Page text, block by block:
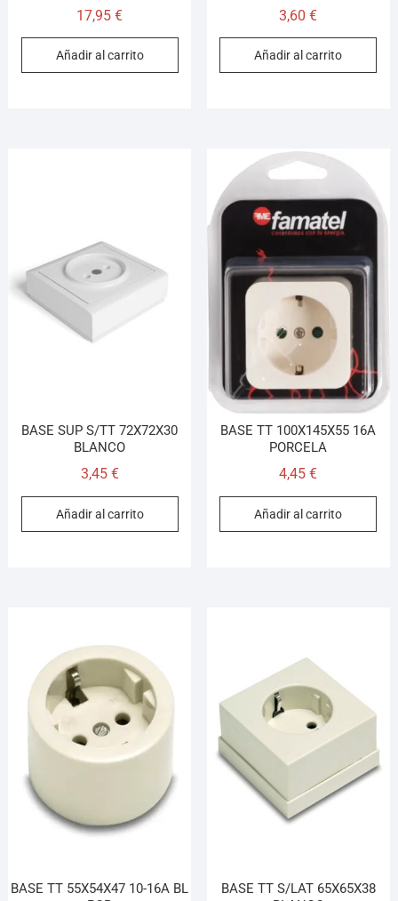
17,95€
Añadir al carrito
3,60€
Añadir al carrito
BASE SUP S/TT 72X72X30
BLANCO
3,45 €
Añadir al carrito
BASE TT 100X145X55 16A
PORCELA
4,45€
Añadir al carrito
BASE TT 55X54X47 10-16A BL
BASE TT S/LAT 65X65X38